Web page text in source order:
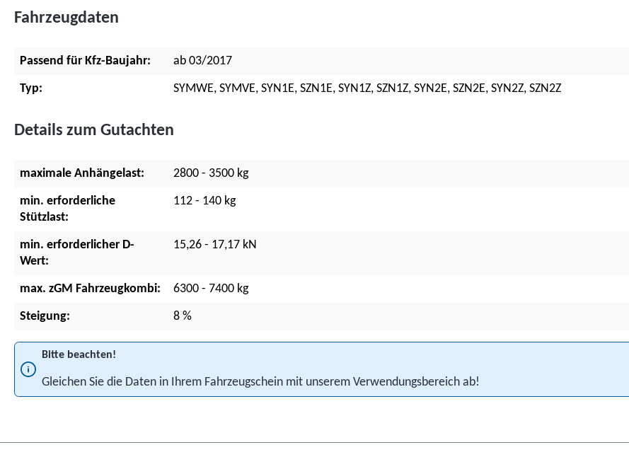
Fahrzeugdaten
Passend für Kfz-Baujahr: ab 03/2017
Typ: SYMWE, SYMVE, SYN1E, SZN1E, SYN1Z, SZN1Z, SYN2E, SZN2E, SYN2Z, SZN2Z
Details zum Gutachten
maximale Anhängelast: 2800 - 3500 kg
min. erforderliche
Stützlast:
112 - 140 kg
min. erforderlicher D-
Wert:
15,26 - 17,17 kN
max. zGM Fahrzeugkombi: 6300 - 7400 kg
Steigung: 8 %
Bitte beachten!
Gleichen Sie die Daten in Ihrem Fahrzeugschein mit unserem Verwendungsbereich ab!